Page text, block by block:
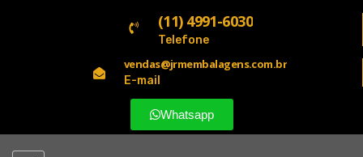
(11) 4991-6030
Telefone
vendas@jrmembalagens.com.br
E-mail
Whatsapp